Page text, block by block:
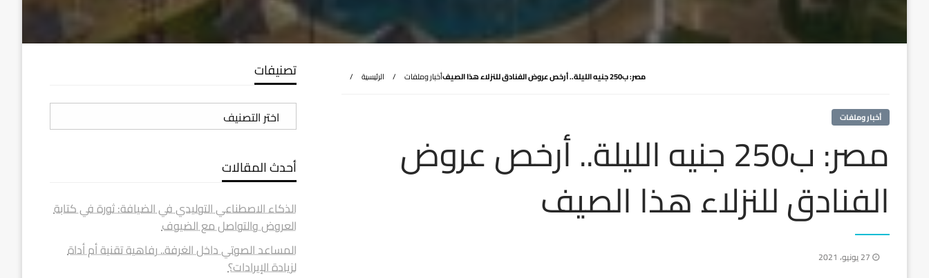
الرئيسية أخبار وملفات مصر: ب250 جنيه الليلة.. أرخص عروض الفنادق للنزلاء هذا الصيف
أخبار وملفات
مصر: ب250 جنيه الليلة.. أرخص عروض
الفنادق للنزلاء هذا الصيف
نُشر
27 يونيو، 2021
تصنيفات
تصنيفات
أحدث المقالات
الذكاء الاصطناعي التوليدي في الضيافة: ثورة في كتابة
العروض والتواصل مع الضيوف
المساعد الصوتي داخل الغرفة.. رفاهية تقنية أم أداة
لزيادة الإيرادات؟